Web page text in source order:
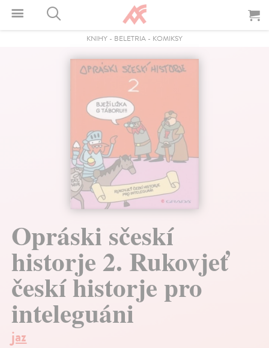
KNIHY - BELETRIA - KOMIKSY
Opráski sčeskí
historje 2. Rukovjeť
českí historje pro
inteleguáni
jaz